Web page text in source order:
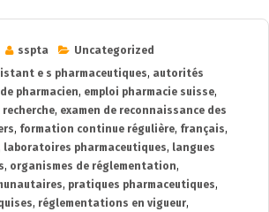
sspta
Uncategorized
e s pharmaceutiques, autorités
pharmacien, emploi pharmacie suisse,
, examen de reconnaissance des
, formation continue régulière, français,
laboratoires pharmaceutiques, langues
, organismes de réglementation,
, pratiques pharmaceutiques,
, réglementations en vigueur,